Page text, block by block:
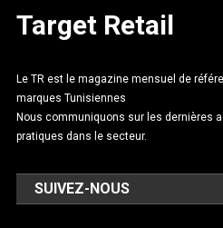
Target Retail
Le TR est le magazine mensuel de
marques Tunisiennes
Nous communiquons sur les dernières
pratiques dans le secteur.
SUIVEZ-NOUS